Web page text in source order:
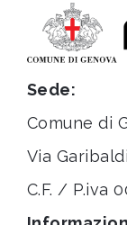
Sede:
Comune di
Via
C.F. / P.iva